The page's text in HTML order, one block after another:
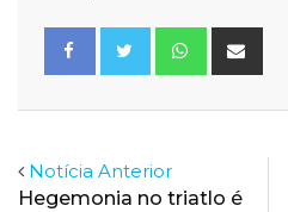
Whatsapp
Notícia Anterior
Hegemonia no triatlo é